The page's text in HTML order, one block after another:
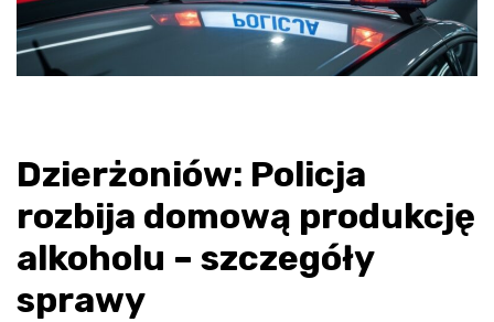
Dzierżoniów: Policja
rozbija domową produkcję
alkoholu – szczegóły
sprawy